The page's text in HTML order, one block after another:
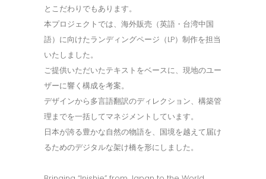
とこだわりでもあります。
本プロジェクトでは、海外販売（英語・台湾中国
語）に向けたランディングページ（LP）制作を担当
いたしました。
ご提供いただいたテキストをベースに、現地のユー
ザーに響く構成を考案。
デザインから多言語翻訳のディレクション、構築管
理までを一括してマネジメントしています。
日本が誇る豊かな自然の物語を、国境を越えて届け
るためのデジタルな架け橋を形にしました。